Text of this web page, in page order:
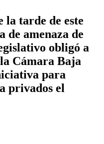
la tarde de este
de amenaza de
obligó a
Cámara Baja
para
privados el